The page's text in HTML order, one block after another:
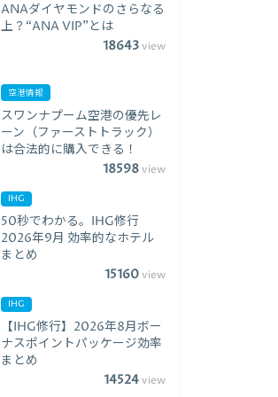
ANAダイヤモンドのさらなる
上？“ANA VIP”とは
18643view
空港情報
スワンナプーム空港の優先レ
ーン（ファーストトラック）
は合法的に購入できる！
18598view
IHG
50秒でわかる。IHG修行
2026年9月 効率的なホテル
まとめ
15160view
IHG
【IHG修行】2026年8月ボー
ナスポイントパッケージ効率
まとめ
14524view